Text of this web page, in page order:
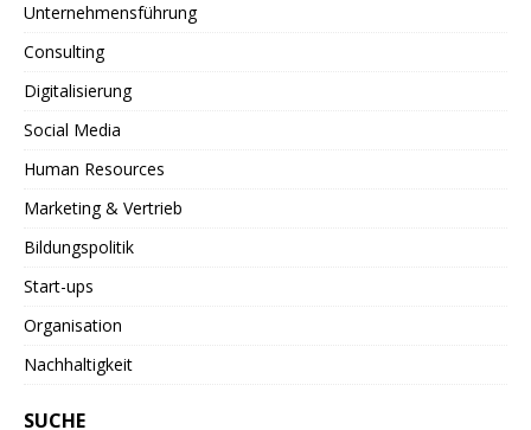
Unternehmensführung
Consulting
Digitalisierung
Social Media
Human Resources
Marketing & Vertrieb
Bildungspolitik
Start-ups
Organisation
Nachhaltigkeit
SUCHE